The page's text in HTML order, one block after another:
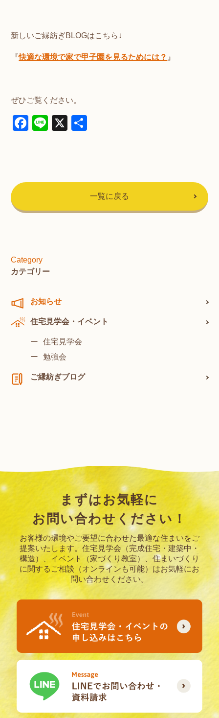
新しいご縁紡ぎBLOGはこちら↓
『快適な環境で家で甲子園を見るためには？ 』
ぜひご覧ください。
Facebook
Line
X
一覧に戻る
Category
カテゴリー
お知らせ
住宅見学会・イベント
住宅見学会
勉強会
ご縁紡ぎブログ
まずはお気軽に
お問い合わせください！
お客様の環境やご要望に合わせた最適な住まいをご
提案いたします。 住宅見学会（完成住宅・建築中・
構造）、イベント（家づくり教室）、住まいづくり
に関するご相談（オンラインも可能）はお気軽にお
問い合わせください。